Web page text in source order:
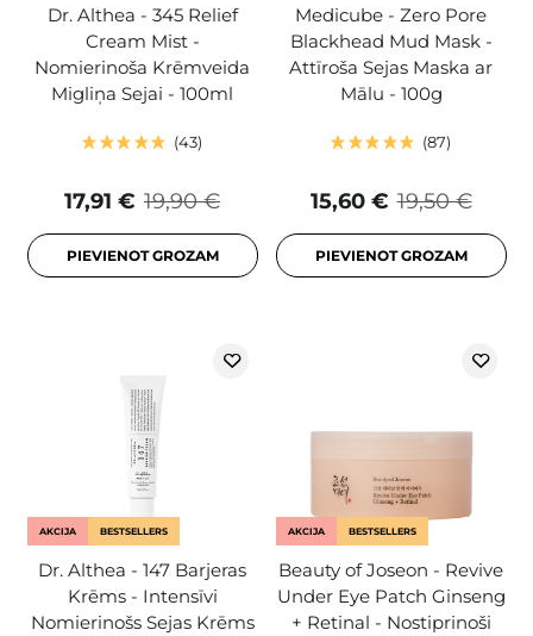
Dr. Althea - 345 Relief
Cream Mist -
Nomierinoša Krēmveida
Migliņa Sejai - 100ml
43
19,90 €
17,91 €
PIEVIENOT GROZAM
Medicube - Zero Pore
Blackhead Mud Mask -
Attīroša Sejas Maska ar
Mālu - 100g
87
19,50 €
15,60 €
PIEVIENOT GROZAM
AKCIJA BESTSELLERS
Dr. Althea - 147 Barjeras
Krēms - Intensīvi
Nomierinošs Sejas Krēms
AKCIJA BESTSELLERS
Beauty of Joseon - Revive
Under Eye Patch Ginseng
+ Retinal - Nostiprinoši